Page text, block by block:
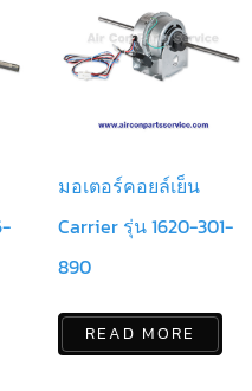
มอเตอร์คอยล์เย็น
Carrier รุ่น 1620-301-
890
READ MORE